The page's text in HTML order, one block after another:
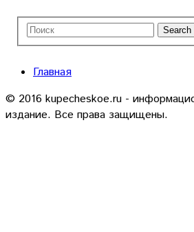
Главная
© 2016 kupecheskoe.ru -
издание. Все права защищены.